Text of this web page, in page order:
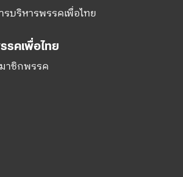
บริหารพรรคเพื่อไทย
รคเพื่อไทย
าชิกพรรค